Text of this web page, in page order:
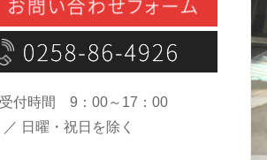
付時間 9：00～17：00
／ 日曜・祝日を除く